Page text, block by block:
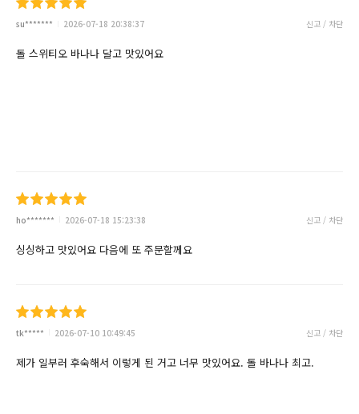
su******* 2026-07-18 20:38:37 신고 / 차단
돌 스위티오 바나나 달고 맛있어요
ho******* 2026-07-18 15:23:38 신고 / 차단
싱싱하고 맛있어요 다음에 또 주문할께요
tk***** 2026-07-10 10:49:45 신고 / 차단
제가 일부러 후숙해서 이렇게 된 거고 너무 맛있어요. 돌 바나나 최고.